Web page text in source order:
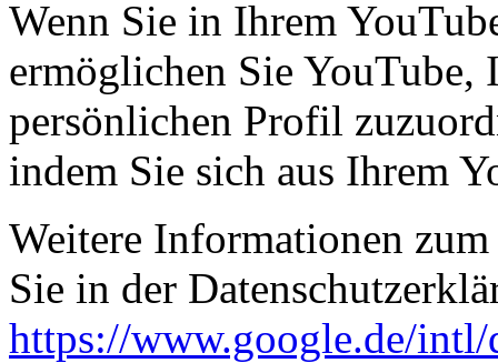
Wenn Sie in Ihrem
ermöglichen Sie
persönlichen Profil
indem Sie sich aus Ihrem
Weitere Informationen
Sie in der
https://www.google.de/